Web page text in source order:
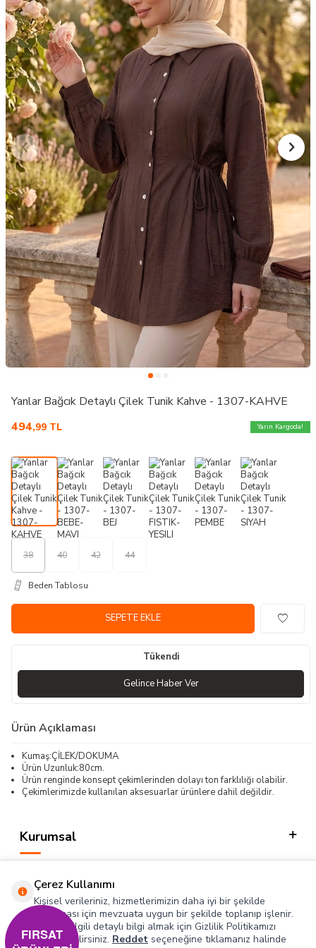
Yanlar Bağcık Detaylı Çilek Tunik Kahve - 1307-KAHVE
494,99 TL Yarın Kargoda!
38 40 42 44
Beden Tablosu
SEPETE EKLE
Tükendi
Gelince Haber Ver
Ürün Açıklaması
Kumaş:ÇİLEK/DOKUMA
Ürün Uzunluk:80cm.
Ürün renginde konsept çekimlerinden dolayı ton farklılığı olabilir.
Çekimlerimizde kullanılan aksesuarlar ürünlere dahil değildir.
Kurumsal
Hızlı Erişim
Sosyal
Çerez Kullanımı
Kişisel verileriniz, hizmetlerimizin daha iyi bir şekilde
sunulması için mevzuata uygun bir şekilde toplanıp işlenir.
Konuyla ilgili detaylı bilgi almak için Gizlilik Politikamızı
inceleyebilirsiniz. Reddet seçeneğine tıklamanız halinde
FIRSAT